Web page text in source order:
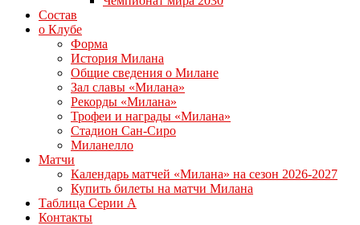
Состав
о Клубе
Форма
История Милана
Общие сведения о Милане
Зал славы «Милана»
Рекорды «Милана»
Трофеи и награды «Милана»
Стадион Сан-Сиро
Миланелло
Матчи
Календарь матчей «Милана» на сезон 2026-2027
Купить билеты на матчи Милана
Таблица Серии А
Контакты